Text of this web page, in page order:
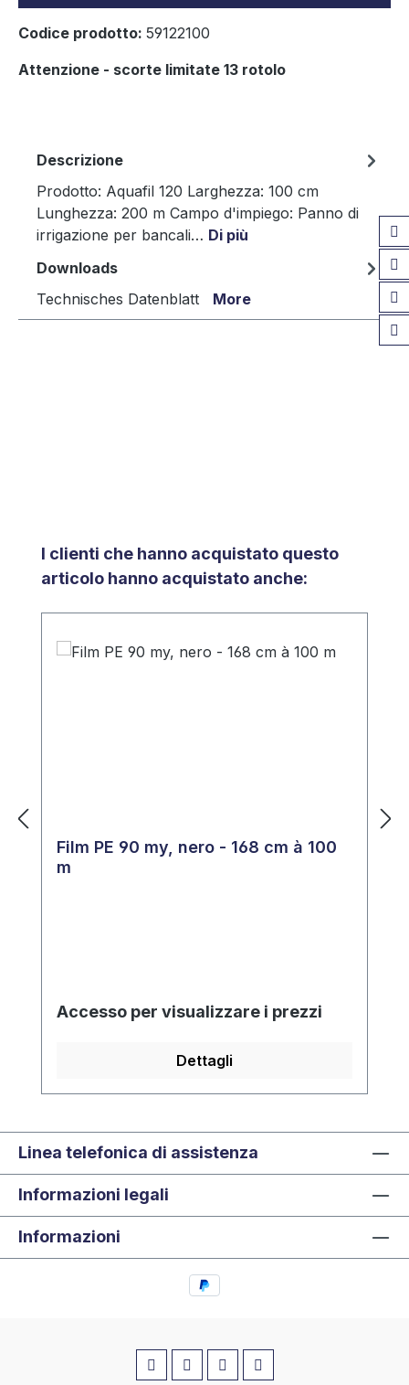
Codice prodotto: 59122100
Attenzione - scorte limitate 13 rotolo
Descrizione
Prodotto: Aquafil 120 Larghezza: 100 cm
Lunghezza: 200 m Campo d'impiego: Panno di
irrigazione per bancali… Di più
Downloads
Technisches Datenblatt More
Salta la galleria dei prodotti
I clienti che hanno acquistato questo
articolo hanno acquistato anche:
Film PE 90 my, nero - 168 cm à 100
m
Accesso per visualizzare i prezzi
Dettagli
Linea telefonica di assistenza
Informazioni legali
Informazioni